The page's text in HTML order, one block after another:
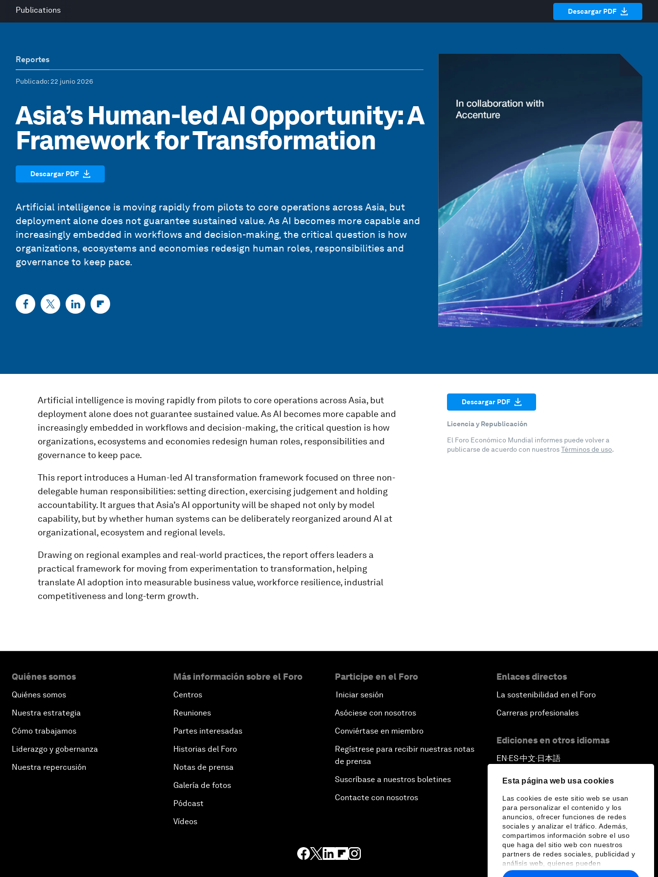
Esta página web usa cookies
Las cookies de este sitio web se usan
para personalizar el contenido y los
anuncios, ofrecer funciones de redes
sociales y analizar el tráfico. Además,
compartimos información sobre el uso
que haga del sitio web con nuestros
partners de redes sociales, publicidad y
análisis web, quienes pueden
combinarla con otra información que les
Publications Descargar PDF
Reportes
Publicado: 22 junio 2026
Asia’s Human-led AI Opportunity: A
Framework for Transformation
Descargar PDF
Artificial intelligence is moving rapidly from pilots to core operations across Asia, but
deployment alone does not guarantee sustained value. As AI becomes more capable and
increasingly embedded in workflows and decision-making, the critical question is how
organizations, ecosystems and economies redesign human roles, responsibilities and
governance to keep pace.
Artificial intelligence is moving rapidly from pilots to core operations across Asia, but
deployment alone does not guarantee sustained value. As AI becomes more capable and
increasingly embedded in workflows and decision-making, the critical question is how
organizations, ecosystems and economies redesign human roles, responsibilities and
governance to keep pace.
This report introduces a Human-led AI transformation framework focused on three non-
delegable human responsibilities: setting direction, exercising judgement and holding
accountability. It argues that Asia’s AI opportunity will be shaped not only by model
capability, but by whether human systems can be deliberately reorganized around AI at
organizational, ecosystem and regional levels.
Drawing on regional examples and real-world practices, the report offers leaders a
practical framework for moving from experimentation to transformation, helping
translate AI adoption into measurable business value, workforce resilience, industrial
competitiveness and long-term growth.
Descargar PDF
Licencia y Republicación
El Foro Económico Mundial informes puede volver a
publicarse de acuerdo con nuestrosTérminos de uso.
Quiénes somos
Quiénes somos
Nuestra estrategia
Cómo trabajamos
Liderazgo y gobernanza
Nuestra repercusión
Más información sobre el Foro
Centros
Reuniones
Partes interesadas
Historias del Foro
Notas de prensa
Galería de fotos
Pódcast
Vídeos
Participe en el Foro
Iniciar sesión
Asóciese con nosotros
Conviértase en miembro
Regístrese para recibir nuestras notas
de prensa
Suscríbase a nuestros boletines
Contacte con nosotros
Enlaces directos
La sostenibilidad en el Foro
Carreras profesionales
Ediciones en otros idiomas
EN ▪ ES▪中文▪ 日本語